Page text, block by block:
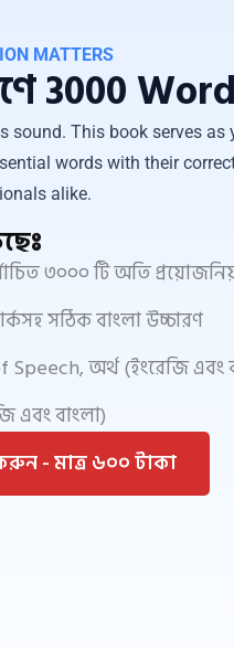
MATTERS
3000
sound. This book serves
words with their
alike.
৩০০০ টি অতি
সঠিক বাংলা উচ্চারণ
Speech, অর্থ (ইংরেজি এবং
এবং বাংলা)
- মাত্র ৬০০ টাকা